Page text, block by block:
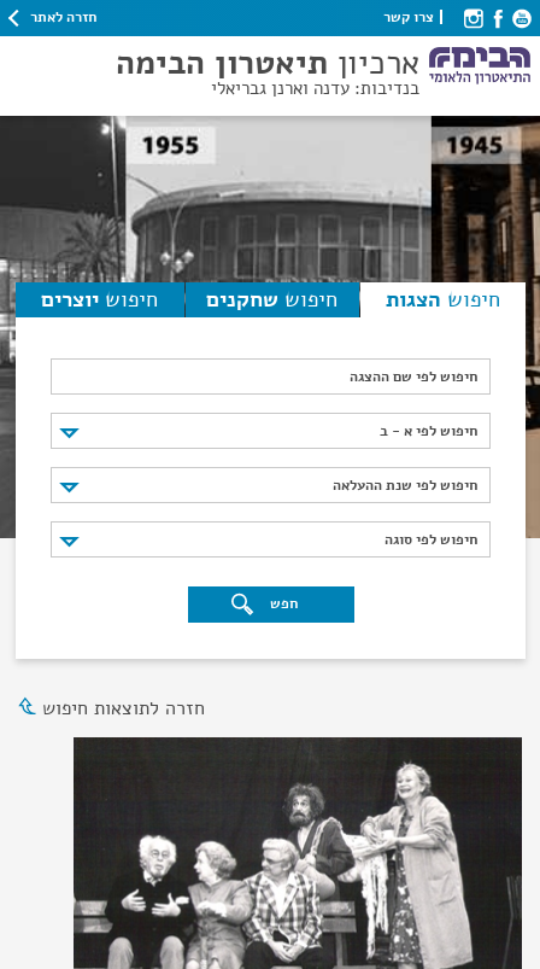
צרו קשר חזרה לאתר
ארכיון תיאטרון הבימה
בנדיבות: עדנה וארנן גבריאלי
חיפוש הצגות חיפוש שחקנים חיפוש יוצרים
חיפוש לפי שם ההצגה
חיפוש לפי א - ב
חיפוש לפי א - ב
חיפוש לפי שנת ההעלאה
חיפוש לפי שנת ההעלאה
חיפוש לפי סוגה
חיפוש לפי סוגה
חפש
חזרה לתוצאות חיפוש